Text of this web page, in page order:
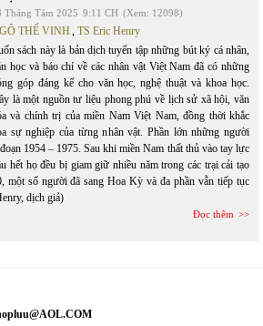
Tháng Tám 2025 9:11 CH (Xem: 12098)
THẾ VINH TS Eric Henry
sách này là bản dịch tuyển tập những bút ký cá nhân,
học và báo chí về các nhân vật Việt Nam đã có những
góp đáng kể cho văn học, nghệ thuật và khoa học.
là một nguồn tư liệu phong phú về lịch sử xã hội, văn
và chính trị của miền Nam Việt Nam, đồng thời khắc
sự nghiệp của từng nhân vật. Phần lớn những người
1954 – 1975. Sau khi miền Nam thất thủ vào tay lực
hết họ đều bị giam giữ nhiều năm trong các trại cải tạo
một số người đã sang Hoa Kỳ và đa phần vẫn tiếp tục
dịch giả)
Đọc thêm